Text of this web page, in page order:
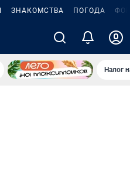
ЗНАКОМСТВА ПОГОДА
Налог